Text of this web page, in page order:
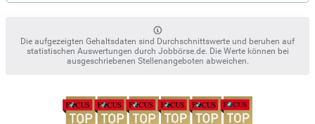
Die aufgezeigten Gehaltsdaten sind Durchschnittswerte und beruhen auf
statistischen Auswertungen durch Jobbörse.de. Die Werte können bei
ausgeschriebenen Stellenangeboten abweichen.